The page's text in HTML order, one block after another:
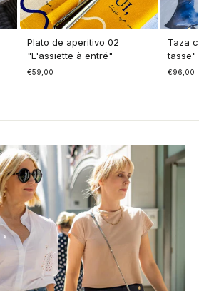
Plato de aperitivo 02
"L'assiette à entré"
€59,00
Taza
tasse"
€96,00